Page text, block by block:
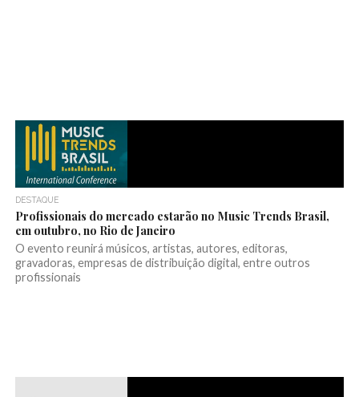
DESTAQUE
Profissionais do mercado estarão no Music Trends Brasil,
em outubro, no Rio de Janeiro
O evento reunirá músicos, artistas, autores, editoras,
gravadoras, empresas de distribuição digital, entre outros
profissionais